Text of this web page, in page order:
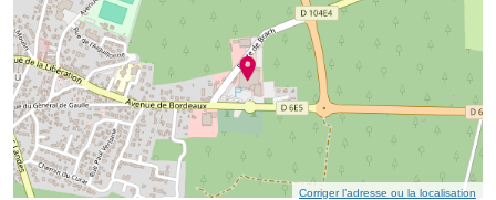
Corriger l’adresse ou la localisation